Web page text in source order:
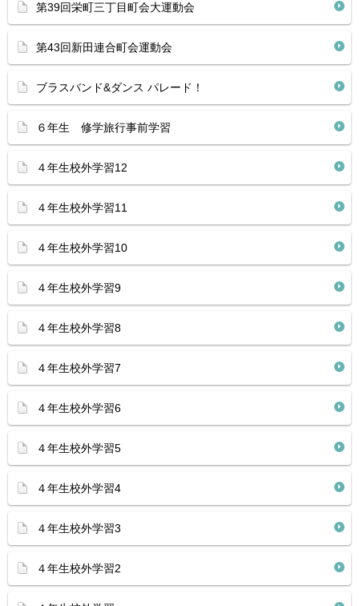
第39回栄町三丁目町会大運動会
第43回新田連合町会運動会
ブラスバンド&ダンス パレード！
６年生 修学旅行事前学習
４年生校外学習12
４年生校外学習11
４年生校外学習10
４年生校外学習9
４年生校外学習8
４年生校外学習7
４年生校外学習6
４年生校外学習5
４年生校外学習4
４年生校外学習3
４年生校外学習2